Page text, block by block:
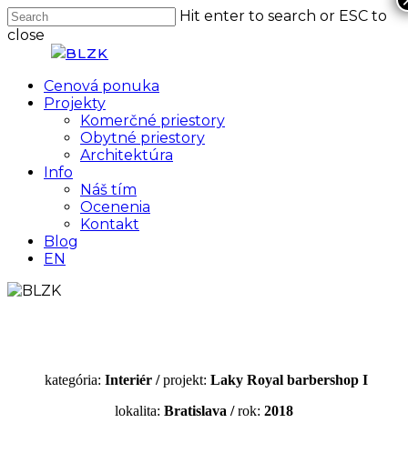
Skip
to
Hit enter to search or ESC to
close
MenuCenová ponuka
Projekty
Komerčné priestory
Obytné priestory
Architektúra
Info
Náš tím
Ocenenia
Kontakt
Blog
EN
kategória: Interiér /projekt: Laky Royal barbershop I
lokalita: Bratislava /rok: 2018